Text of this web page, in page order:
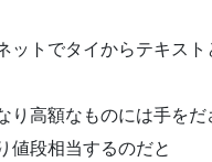
ットでタイからテキス
り高額なものには手をだ
値段相当するのだと